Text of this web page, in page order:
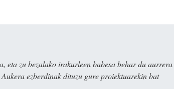
eta zu bezalako irakurleen babesa behar du aurrera
ezberdinak dituzu gure proiektuarekin bat